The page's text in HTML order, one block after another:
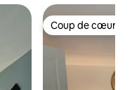
Coup de cœur
Coup de cœur